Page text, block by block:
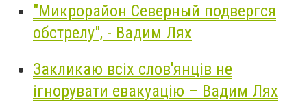
"Микрорайон Северный подвергся
обстрелу", - Вадим Лях
Закликаю всіх слов'янців не
ігнорувати евакуацію – Вадим Лях